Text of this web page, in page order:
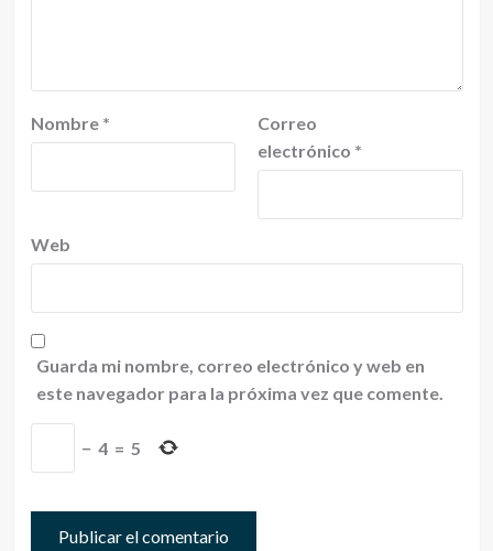
Nombre *
Correo
electrónico *
Web
Guarda mi nombre, correo electrónico y web en
este navegador para la próxima vez que comente.
− 4 = 5